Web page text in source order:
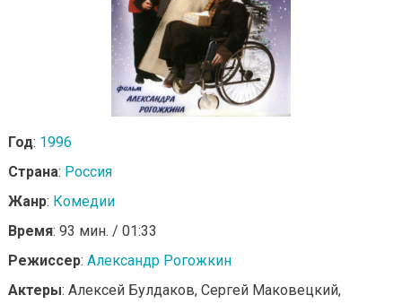
Год: 1996
Страна: Россия
Жанр: Комедии
Время: 93 мин. / 01:33
Режиссер: Александр Рогожкин
Актеры: Алексей Булдаков, Сергей Маковецкий,